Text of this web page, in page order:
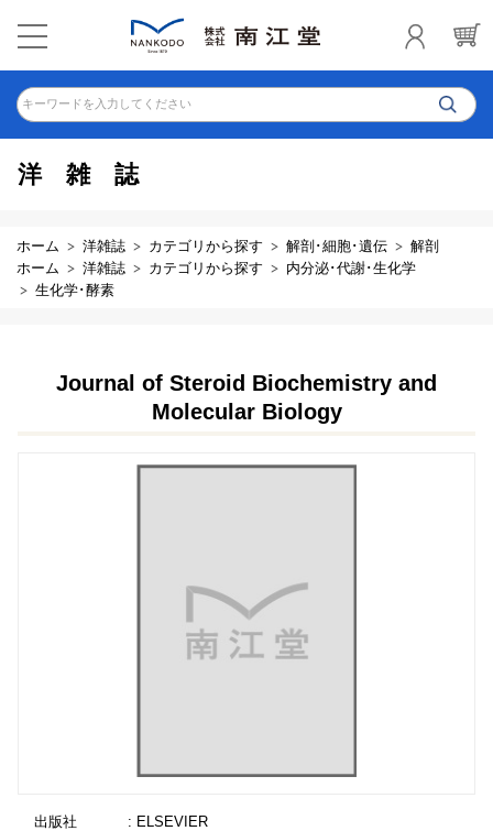
キーワードを入力してください
洋雑誌
ホーム 洋雑誌 カテゴリから探す 解剖･細胞･遺伝
解剖
ホーム
洋雑誌 カテゴリから探す
内分泌･代謝･生化学
生化学･酵素
Journal of Steroid Biochemistry and
Molecular Biology
出版社
: ELSEVIER